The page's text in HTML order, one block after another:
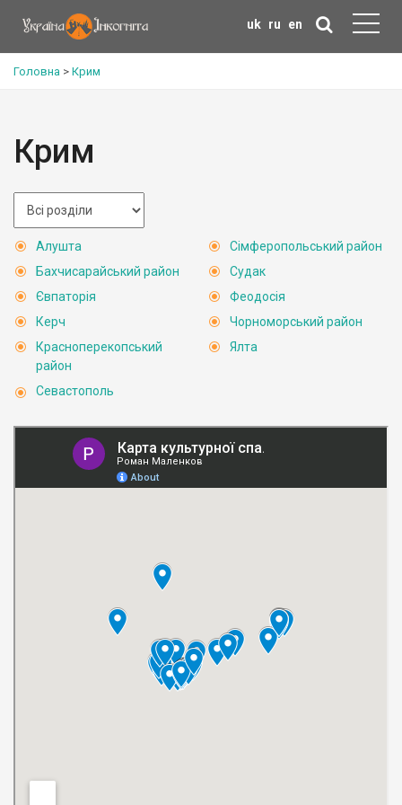
uk ru en
Головна > Крим
Крим
Алушта
Бахчисарайський район
Євпаторія
Керч
Красноперекопський
район
Севастополь
Сімферопольський район
Судак
Феодосія
Чорноморський район
Ялта